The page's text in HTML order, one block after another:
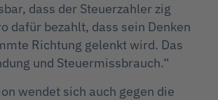
dass der Steuerzahler zig
dafür bezahlt, dass sein Denken
Richtung gelenkt wird. Das
und Steuermissbrauch.“
wendet sich auch gegen die